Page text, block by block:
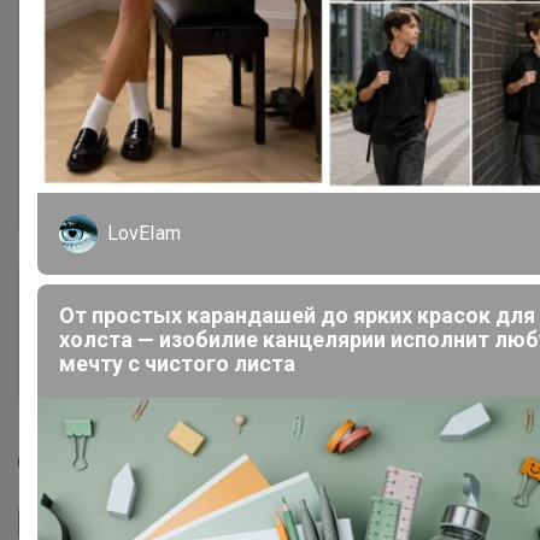
Сбор заказов в данной закупке
завершен
Перейти к текущей закупке
Дженна
Подписаться на закупку
LovEIam
От простых карандашей до ярких красок для
холста — изобилие канцелярии исполнит
мечту с чистого листа